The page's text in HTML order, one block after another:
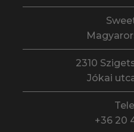
2310
Jókai
+36 20